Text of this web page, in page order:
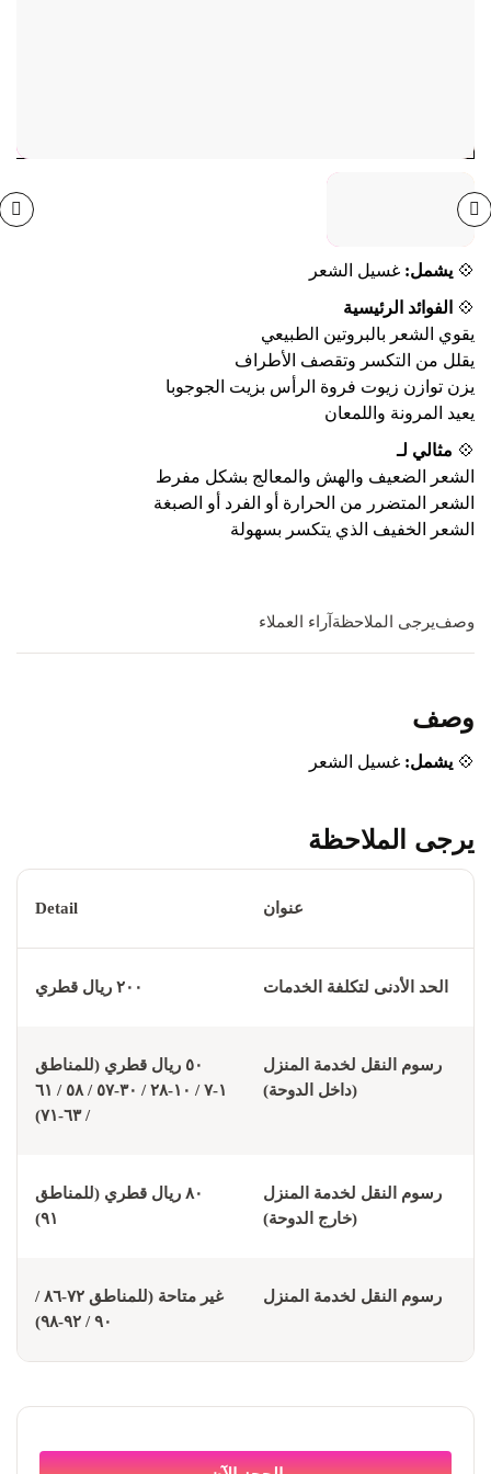
💠 يشمل: غسيل الشعر
💠
الفوائد الرئيسية
يقوي الشعر بالبروتين الطبيعي
يقلل من التكسر وتقصف الأطراف
يزن توازن زيوت فروة الرأس بزيت الجوجوبا
يعيد المرونة واللمعان
💠 مثالي لـ
الشعر الضعيف والهش والمعالج بشكل مفرط
الشعر المتضرر من الحرارة أو الفرد أو الصبغة
الشعر الخفيف الذي يتكسر بسهولة
وصفيرجى الملاحظة آراء العملاء
وصف
💠 يشمل: غسيل الشعر
يرجى الملاحظة
عنوان Detail
الحد الأدنى لتكلفة الخدمات ٢٠٠ ريال قطري
رسوم النقل لخدمة المنزل
(داخل الدوحة)
٥٠ ريال قطري (للمناطق
١-٧ / ١٠-٢٨ / ٣٠-٥٧ / ٥٨ / ٦١
/ ٦٣-٧١)
رسوم النقل لخدمة المنزل
(خارج الدوحة)
٨٠ ريال قطري (للمناطق
٩١)
رسوم النقل لخدمة المنزل
غير متاحة (للمناطق ٧٢-٨٦ /
٩٠ / ٩٢-٩٨)